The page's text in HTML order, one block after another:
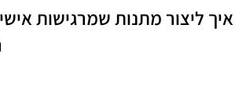
איך ליצור מתנות שמרגישות